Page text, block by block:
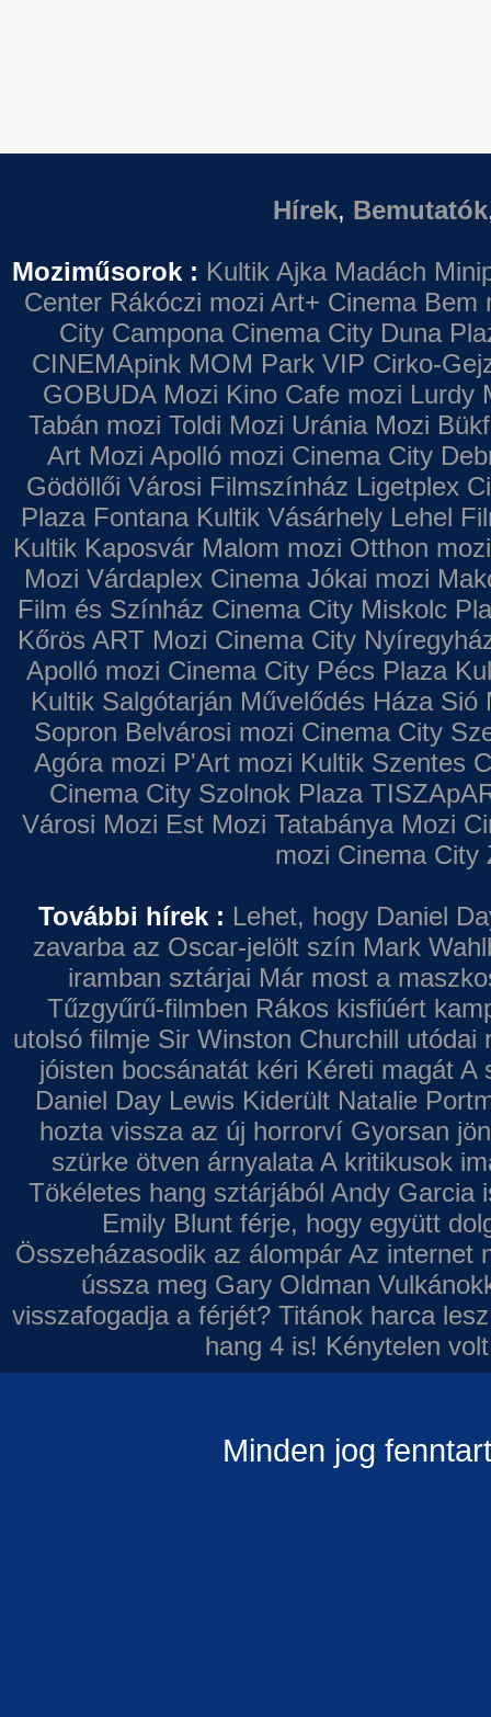
Hírek, Bemutatók
Moziműsorok : Kultik Ajka Madách
Center Rákóczi mozi Art+ Cinema Bem
City Campona Cinema City Duna
CINEMApink MOM Park VIP Cirko-
GOBUDA Mozi Kino Cafe mozi Lurdy
Tabán mozi Toldi Mozi Uránia Mozi
Art Mozi Apolló mozi Cinema City
Gödöllői Városi Filmszínház Ligetplex
Plaza Fontana Kultik Vásárhely Lehel
Kultik Kaposvár Malom mozi Otthon mozi
Mozi Várdaplex Cinema Jókai mozi
Film és Színház Cinema City Miskolc
Kőrös ART Mozi Cinema City
Apolló mozi Cinema City Pécs Plaza
Kultik Salgótarján Művelődés Háza Sió
Sopron Belvárosi mozi Cinema City
Agóra mozi P'Art mozi Kultik Szentes
Cinema City Szolnok Plaza
Városi Mozi Est Mozi Tatabánya Mozi
mozi Cinema City
További hírek : Lehet, hogy Daniel
zavarba az Oscar-jelölt szín Mark
iramban sztárjai Már most a
Tűzgyűrű-filmben Rákos kisfiúért
utolsó filmje Sir Winston Churchill utódai
jóisten bocsánatát kéri Kéreti magát A
Daniel Day Lewis Kiderült Natalie
hozta vissza az új horrorví Gyorsan
szürke ötven árnyalata A kritikusok
Tökéletes hang sztárjából Andy Garcia
Emily Blunt férje, hogy együtt
Összeházasodik az álompár Az internet
ússza meg Gary Oldman
visszafogadja a férjét? Titánok harca
hang 4 is! Kénytelen
Minden jog